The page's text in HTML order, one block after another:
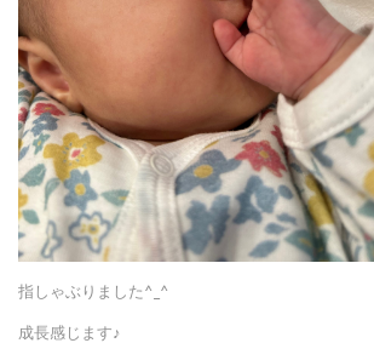
指しゃぶりました^_^
成長感じます♪